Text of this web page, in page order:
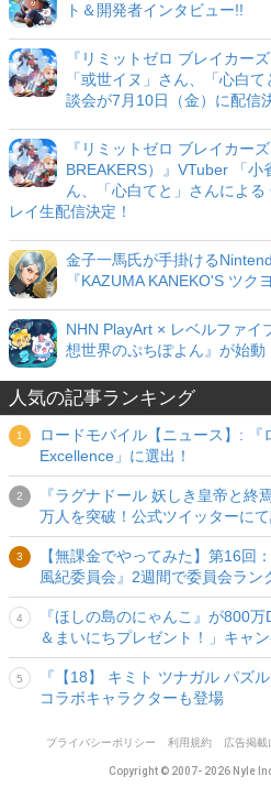
ト＆開発者インタビュー!!
『リミットゼロ ブレイカー
「或世イヌ」さん、「心白
談会が7月10日（金）に配信
『リミットゼロ ブレイカー
BREAKERS）』VTuber 「小
ん、「心白てと」さんによ
レイ生配信決定！
金子一馬氏が手掛ける
『KAZUMA KANEKO'S ツク
NHN PlayArt × レベルファイ
想世界のぷちぽよん』が始動
人気の記事ランキング
ロードモバイル【ニュース】:
Excellence」に選出！
『ラグナドール 妖しき皇帝と
万人を突破！公式ツイッターに
【無課金でやってみた】第16回
風紀委員会』2週間で委員会ラン
『ほしの島のにゃんこ』が800
＆まいにちプレゼント！」キャ
『【18】 キミト ツナガル パズ
コラボキャラクターも登場
プライバシーポリシー 利用規約 広告掲載
Copyright © 2007- 2026 Nyle